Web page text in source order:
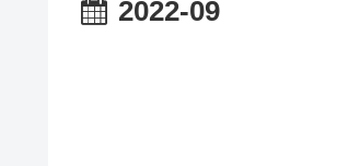
2022-09